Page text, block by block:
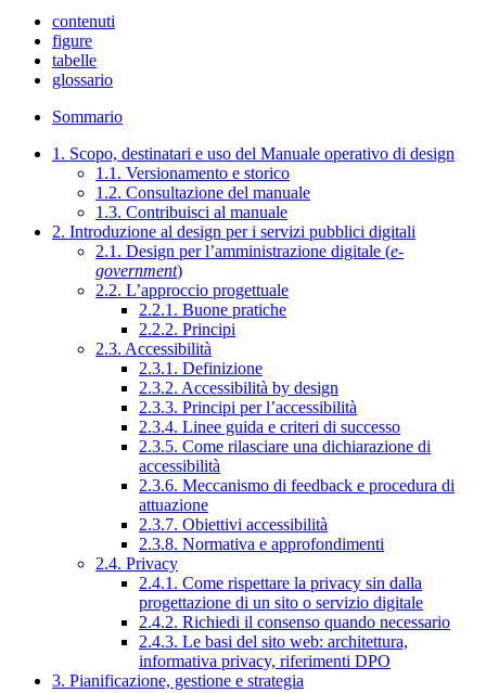
contenuti
figure
tabelle
glossario
Sommario
1. Scopo, destinatari e uso del Manuale operativo di design
1.1. Versionamento e storico
1.2. Consultazione del manuale
1.3. Contribuisci al manuale
2. Introduzione al design per i servizi pubblici digitali
2.1. Design per l’amministrazione digitale (e-
government)
2.2. L’approccio progettuale
2.2.1. Buone pratiche
2.2.2. Principi
2.3. Accessibilità
2.3.1. Definizione
2.3.2. Accessibilità by design
2.3.3. Principi per l’accessibilità
2.3.4. Linee guida e criteri di successo
2.3.5. Come rilasciare una dichiarazione di
accessibilità
2.3.6. Meccanismo di feedback e procedura di
attuazione
2.3.7. Obiettivi accessibilità
2.3.8. Normativa e approfondimenti
2.4. Privacy
2.4.1. Come rispettare la privacy sin dalla
progettazione di un sito o servizio digitale
2.4.2. Richiedi il consenso quando necessario
2.4.3. Le basi del sito web: architettura,
informativa privacy, riferimenti DPO
3. Pianificazione, gestione e strategia